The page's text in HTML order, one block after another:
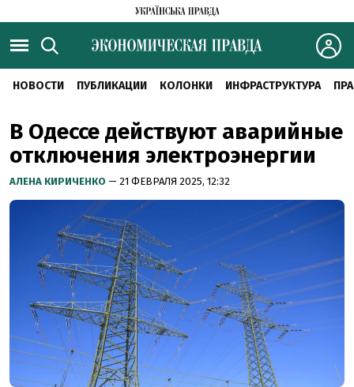
НОВОСТИ ПУБЛИКАЦИИ КОЛОНКИ ИНФРАСТРУКТУРА
В Одессе действуют аварийные
отключения электроэнергии
АЛЕНА КИРИЧЕНКО — 21 ФЕВРАЛЯ 2025, 12:32